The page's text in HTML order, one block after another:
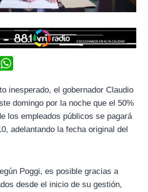
a
t
s
inesperado, el gobernador Claudio
domingo por la noche que el 50%
los empleados públicos se pagará
adelantando la fecha original del
Poggi, es posible gracias a
desde el inicio de su gestión,